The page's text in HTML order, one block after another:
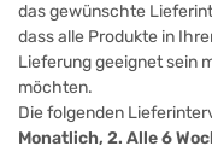
das gewünschte
dass alle Produkte in
Lieferung geeignet sein
möchten.
Die folgenden
Monatlich, 2. Alle 6